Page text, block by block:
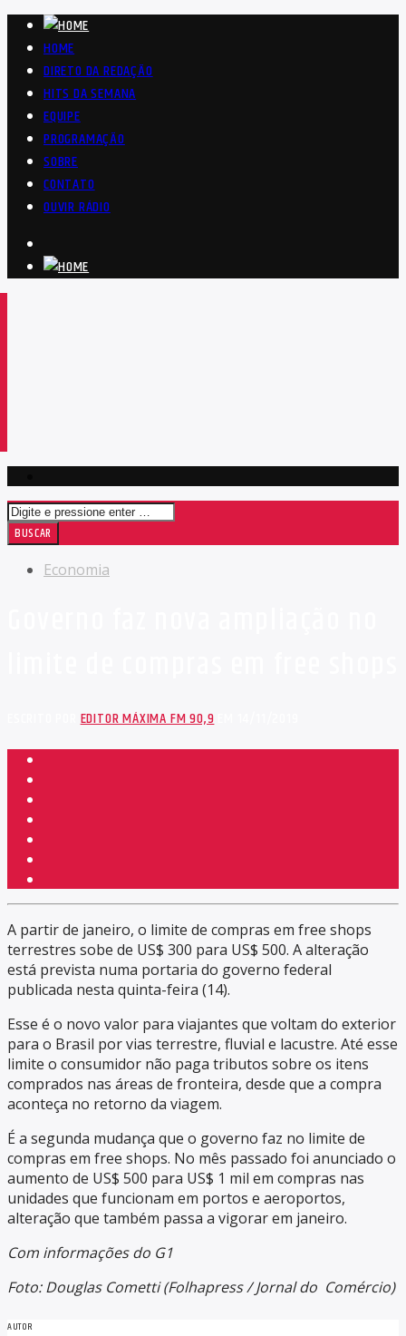
HOME
DIRETO DA REDAÇÃO
HITS DA SEMANA
EQUIPE
PROGRAMAÇÃO
SOBRE
CONTATO
OUVIR RÁDIO
Economia
ESCRITO POREDITOR MÁXIMA FM 90,9EM 14/11/2019
A partir de janeiro, o limite de compras em free shops
terrestres sobe de US$ 300 para US$ 500. A alteração
está prevista numa portaria do governo federal
publicada nesta quinta-feira (14).
Esse é o novo valor para viajantes que voltam do exterior
para o Brasil por vias terrestre, fluvial e lacustre. Até esse
limite o consumidor não paga tributos sobre os itens
comprados nas áreas de fronteira, desde que a compra
aconteça no retorno da viagem.
É a segunda mudança que o governo faz no limite de
compras em free shops. No mês passado foi anunciado o
aumento de US$ 500 para US$ 1 mil em compras nas
unidades que funcionam em portos e aeroportos,
alteração que também passa a vigorar em janeiro.
Com informações do G1
Foto: Douglas Cometti (Folhapress / Jornal do Comércio)
AUTOR